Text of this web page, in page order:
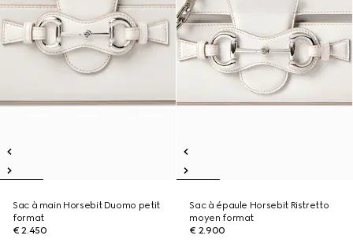
Sac à main Horsebit Duomo petit
format
€ 2.450
Sac à épaule Horsebit Ristretto
moyen format
€ 2.900